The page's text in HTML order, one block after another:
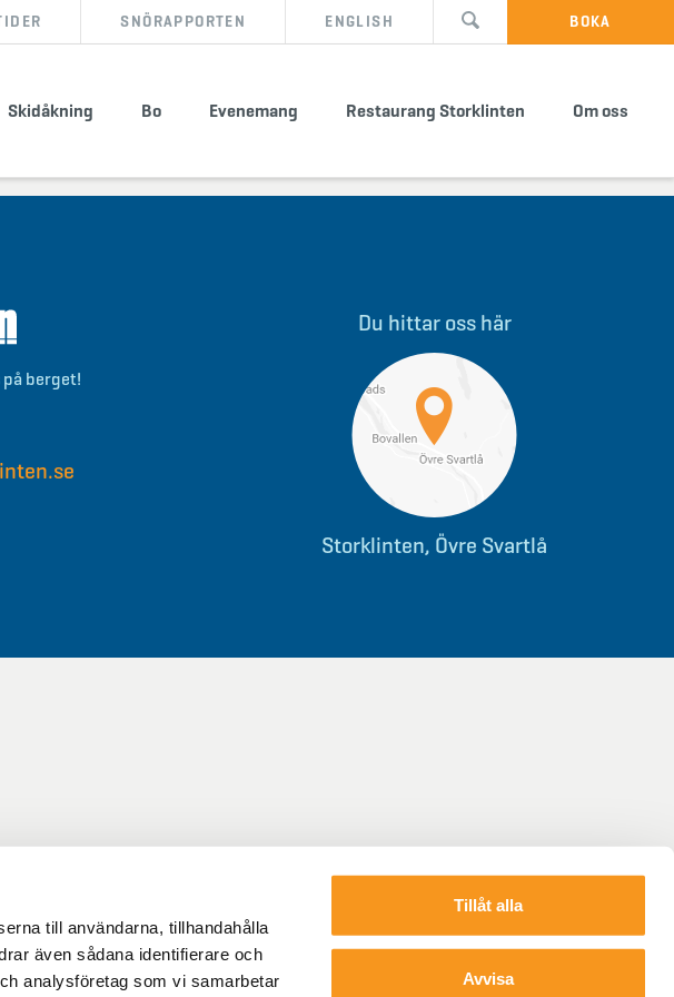
till användarna, tillhandahålla
även sådana identifierare och
analysföretag som vi samarbetar
Tillåt alla
Avvisa
SNÖRAPPORTEN ENGLISH BOKA
Skidåkning Bo Evenemang Restaurang Storklinten Om oss
berget!
Du hittar oss här
Storklinten, Övre Svartlå